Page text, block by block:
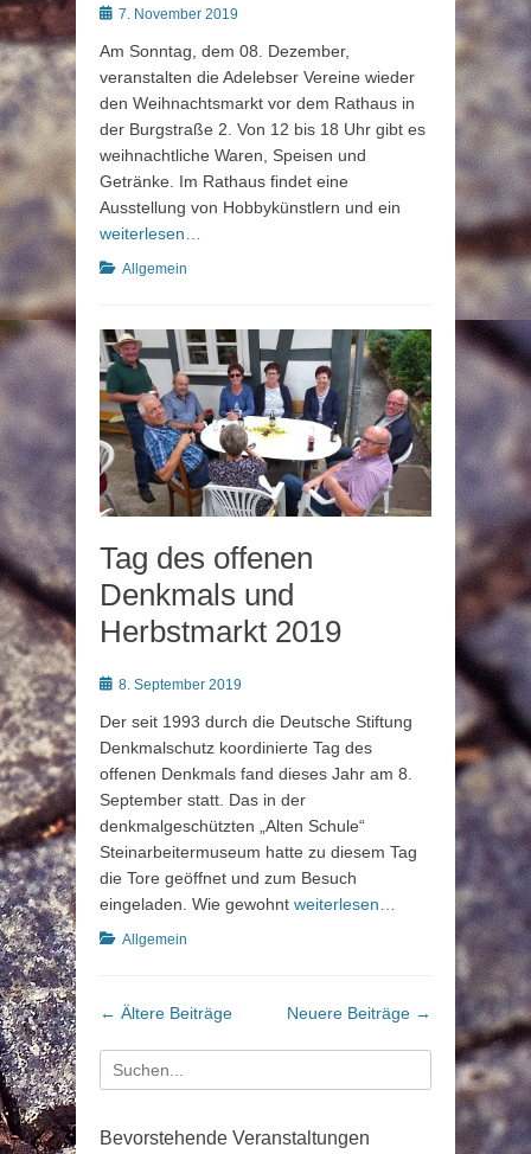
Posted
7. November 2019
Am Sonntag, dem 08. Dezember,
veranstalten die Adelebser Vereine wieder
den Weihnachtsmarkt vor dem Rathaus in
der Burgstraße 2. Von 12 bis 18 Uhr gibt es
weihnachtliche Waren, Speisen und
Getränke. Im Rathaus findet eine
Ausstellung von Hobbykünstlern und ein
weiterlesen…
Kategorien
Allgemein
Tag des offenen
Denkmals und
Herbstmarkt 2019
Posted
8. September 2019
Der seit 1993 durch die Deutsche Stiftung
Denkmalschutz koordinierte Tag des
offenen Denkmals fand dieses Jahr am 8.
September statt. Das in der
denkmalgeschützten „Alten Schule“
Steinarbeitermuseum hatte zu diesem Tag
die Tore geöffnet und zum Besuch
eingeladen. Wie gewohnt weiterlesen…
Kategorien
Allgemein
Beitragsnavigation
← Ältere Beiträge Neuere Beiträge →
Suche
nach:
Bevorstehende Veranstaltungen